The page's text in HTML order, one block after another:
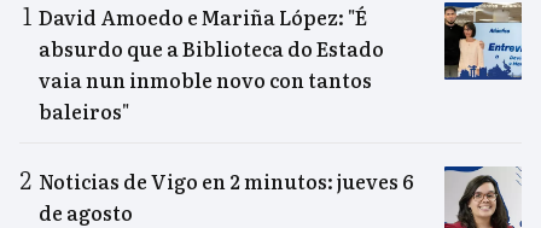
David Amoedo e Mariña López: "É
absurdo que a Biblioteca do Estado
vaia nun inmoble novo con tantos
baleiros"
Noticias de Vigo en 2 minutos: jueves 6
de agosto